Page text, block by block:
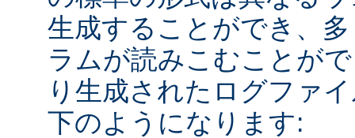
生成することができ、
ラムが読みこむことが
り生成されたログファ
下のようになります: